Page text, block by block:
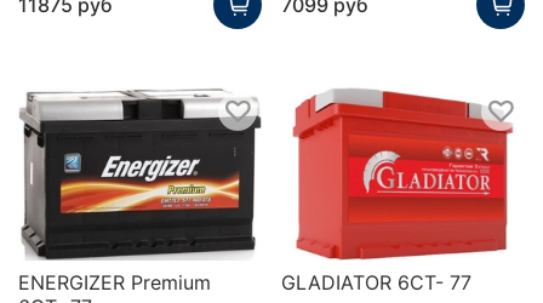
ENERGIZER Premium
GLADIATOR 6CT- 77